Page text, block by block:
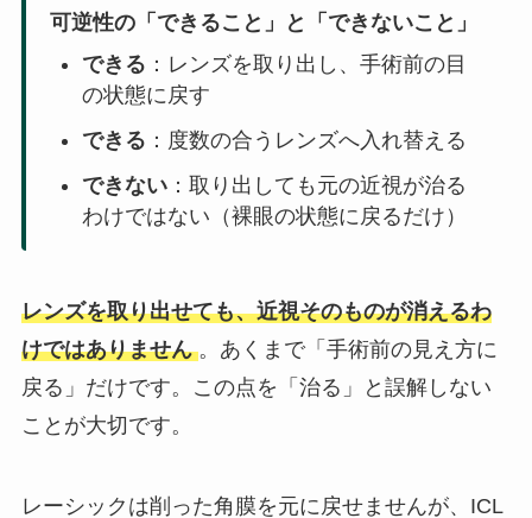
可逆性の「できること」と「できないこと」
できる ：レンズを取り出し、手術前の目
の状態に戻す
できる ：度数の合うレンズへ入れ替える
できない：取り出しても元の近視が治る
わけではない（裸眼の状態に戻るだけ）
レンズを取り出せても、近視そのものが消えるわ
けではありません。あくまで「手術前の見え方に
戻る」だけです。この点を「治る」と誤解しない
ことが大切です。
レーシックは削った角膜を元に戻せませんが、ICL